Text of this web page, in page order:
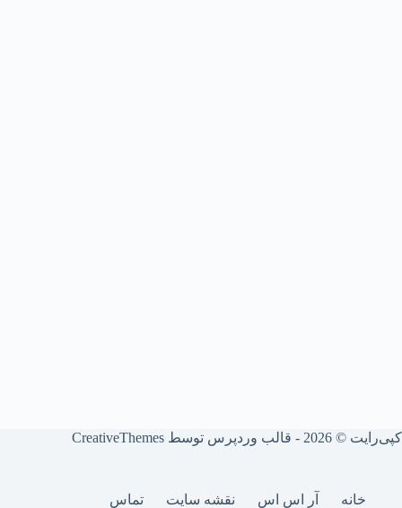
کپی‌رایت © ‏2026 - قالب وردپرس توسط CreativeThemes
خانه آر اس اس نقشه سایت تماس